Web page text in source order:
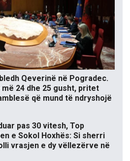
Qeverinë në Pogradec.
24 dhe 25 gusht, pritet
që mund të ndryshojë
pas 30 vitesh, Top
e Sokol Hoxhës: Si sherri
vrasjen e dy vëllezërve në